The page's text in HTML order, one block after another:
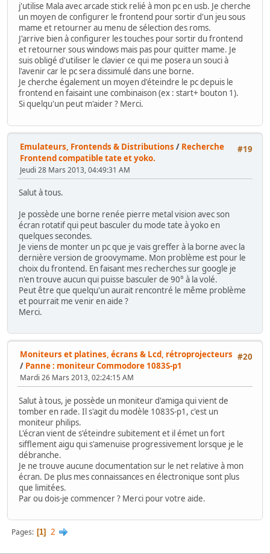
j'utilise Mala avec arcade stick relié à mon pc en usb. Je cherche
un moyen de configurer le frontend pour sortir d'un jeu sous
mame et retourner au menu de sélection des roms.
J'arrive bien à configurer les touches pour sortir du frontend
et retourner sous windows mais pas pour quitter mame. Je
suis obligé d'utiliser le clavier ce qui me posera un souci à
l'avenir car le pc sera dissimulé dans une borne.
Je cherche également un moyen d'éteindre le pc depuis le
frontend en faisaint une combinaison (ex : start+ bouton 1).
Si quelqu'un peut m'aider ? Merci.
#19
Emulateurs, Frontends & Distributions / Recherche
Frontend compatible tate et yoko.
Jeudi 28 Mars 2013, 04:49:31 AM
Salut à tous.
Je possède une borne renée pierre metal vision avec son
écran rotatif qui peut basculer du mode tate à yoko en
quelques secondes.
Je viens de monter un pc que je vais greffer à la borne avec la
dernière version de groovymame. Mon problème est pour le
choix du frontend. En faisant mes recherches sur google je
n'en trouve aucun qui puisse basculer de 90° à la volé.
Peut être que quelqu'un aurait rencontré le même problème
et pourrait me venir en aide ?
Merci.
#20
Moniteurs et platines, écrans & Lcd, rétroprojecteurs
/ Panne : moniteur Commodore 1083S-p1
Mardi 26 Mars 2013, 02:24:15 AM
Salut à tous, je possède un moniteur d'amiga qui vient de
tomber en rade. Il s'agit du modèle 1083S-p1, c'est un
moniteur philips.
L'écran vient de s'éteindre subitement et il émet un fort
sifflement aigu qui s'amenuise progressivement lorsque je le
débranche.
Je ne trouve aucune documentation sur le net relative à mon
écran. De plus mes connaissances en électronique sont plus
que limitées.
Par ou dois-je commencer ? Merci pour votre aide.
Pages 1 2